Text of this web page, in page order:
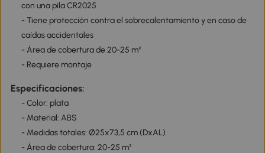
con una pila CR2025
- Tiene protección contra el sobrecalentamiento y en caso de
caídas accidentales
- Área de cobertura de 20-25 m²
- Requiere montaje
Especificaciones:
- Color: plata
- Material: ABS
- Medidas totales: Ø25x73,5 cm (DxAL)
- Área de cobertura: 20-25 m²